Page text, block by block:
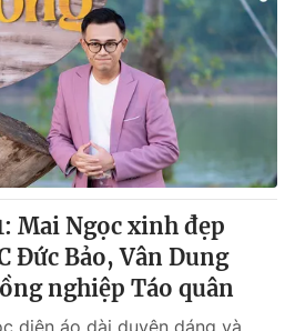
VTV Thể thao
Bất động sản
Tấm lòng Việt
Vươn mình bằng AI
VTV8
Mai Ngọc xinh đẹp
Đức Bảo, Vân Dung
nghiệp Táo quân
diện áo dài duyên dáng và